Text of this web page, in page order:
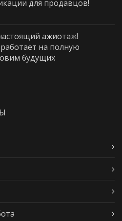
для продавцов!
ажиотаж!
на полную
будущих